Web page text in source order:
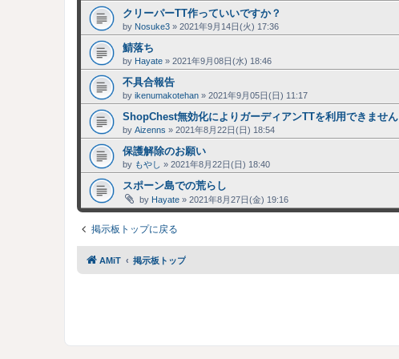
クリーパーTT作っていいですか？
by Nosuke3 » 2021年9月14日(火) 17:36
鯖落ち
by Hayate » 2021年9月08日(水) 18:46
不具合報告
by ikenumakotehan » 2021年9月05日(日) 11:17
ShopChest無効化によりガーディアンTTを利用できません
by Aizenns » 2021年8月22日(日) 18:54
保護解除のお願い
by もやし » 2021年8月22日(日) 18:40
スポーン島での荒らし
by Hayate » 2021年8月27日(金) 19:16
掲示板トップに戻る
AMiT 掲示板トップ